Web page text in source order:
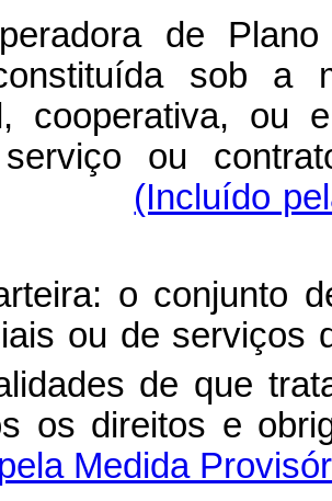
de
sob a
cooperativa, ou
serviço ou
(Incluído
o conjunto
ou de serviços
de que
os direitos
Medida